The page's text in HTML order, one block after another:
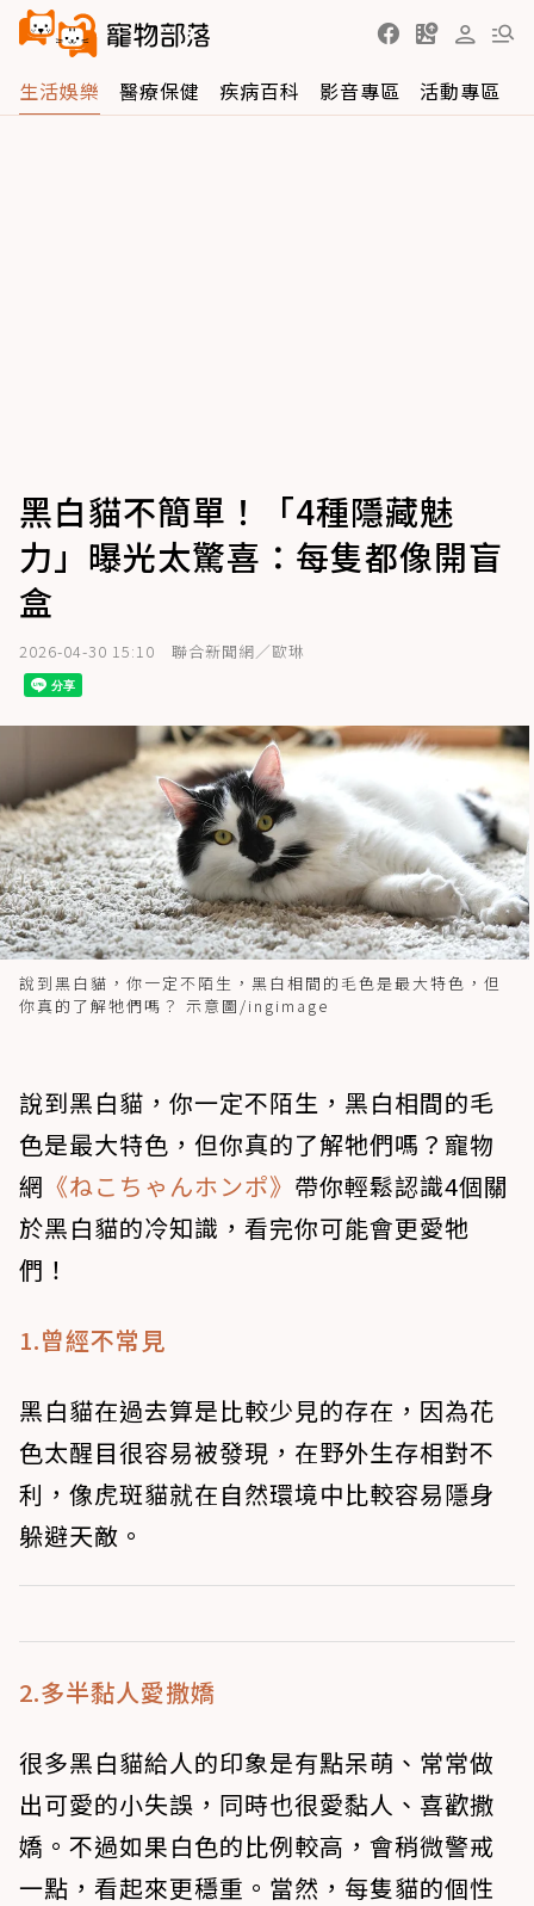
生活娛樂 醫療保健 疾病百科 影音專區 活動專區
黑白貓不簡單！「4種隱藏魅
力」曝光太驚喜：每隻都像開盲
盒
2026-04-30 15:10 聯合新聞網／歐琳
說到黑白貓，你一定不陌生，黑白相間的毛色是最大特色，但
你真的了解牠們嗎？ 示意圖/ingimage
說到黑白貓，你一定不陌生，黑白相間的毛
色是最大特色，但你真的了解牠們嗎？寵物
網 《ねこちゃんホンポ》 帶你輕鬆認識4個關
於黑白貓的冷知識，看完你可能會更愛牠
們！
1.曾經不常見
黑白貓在過去算是比較少見的存在，因為花
色太醒目很容易被發現，在野外生存相對不
利，像虎斑貓就在自然環境中比較容易隱身
躲避天敵。
2.多半黏人愛撒嬌
很多黑白貓給人的印象是有點呆萌、常常做
出可愛的小失誤，同時也很愛黏人、喜歡撒
嬌。不過如果白色的比例較高，會稍微警戒
一點，看起來更穩重。當然，每隻貓的個性